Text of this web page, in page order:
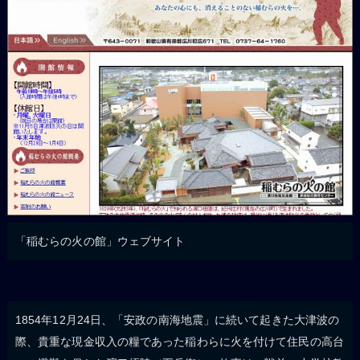
「稲むらの火の館」ウェブサイト
1854年12月24日、「安政の南海地震」に続いて起きた大津波の
際、貴重な現金収入の糧であった稲わらに火を付けて住民の高台